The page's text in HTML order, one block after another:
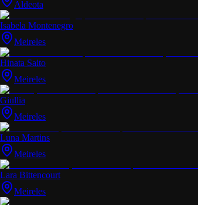
Aldeota
Isabela Montenegro
Meireles
Hinata Saito
Meireles
Giullia
Meireles
Luna Martins
Meireles
Lara Bittencourt
Meireles